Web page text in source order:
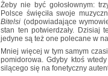
Żeby nie być gołosłownym:
Polsce święciła swoje
Bitelsi (odpowiadające
stan ten potwierdzały. Dzisiaj
jedyne są też one polecane w
Mniej więcej w tym samym
pomidorowa. Gdyby ktoś
silącego się na fonetyczny